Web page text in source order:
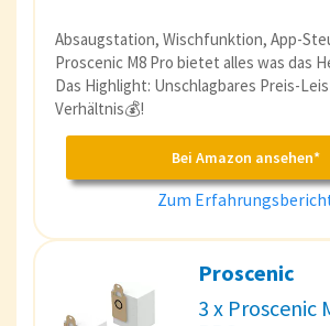
Absaugstation, Wischfunktion, App-
Proscenic M8 Pro bietet alles was das
Das Highlight: Unschlagbares Preis-
Verhältnis💰!
Bei Amazon ansehen*
Zum
Proscenic
3 x Proscenic